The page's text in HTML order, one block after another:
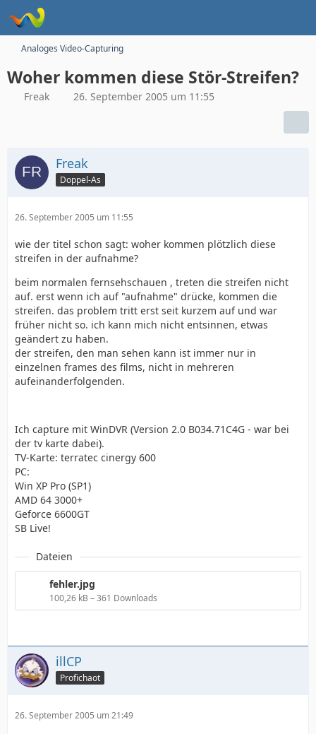
Analoges Video-Capturing
Woher kommen diese Stör-Streifen?
Freak 26. September 2005 um 11:55
Freak
Doppel-As
26. September 2005 um 11:55
wie der titel schon sagt: woher kommen plötzlich diese
streifen in der aufnahme?
beim normalen fernsehschauen , treten die streifen nicht
auf. erst wenn ich auf "aufnahme" drücke, kommen die
streifen. das problem tritt erst seit kurzem auf und war
früher nicht so. ich kann mich nicht entsinnen, etwas
geändert zu haben.
der streifen, den man sehen kann ist immer nur in
einzelnen frames des films, nicht in mehreren
aufeinanderfolgenden.
Ich capture mit WinDVR (Version 2.0 B034.71C4G - war bei
der tv karte dabei).
TV-Karte: terratec cinergy 600
PC:
Win XP Pro (SP1)
AMD 64 3000+
Geforce 6600GT
SB Live!
Dateien
fehler.jpg
100,26 kB – 361 Downloads
illCP
Profichaot
26. September 2005 um 21:49